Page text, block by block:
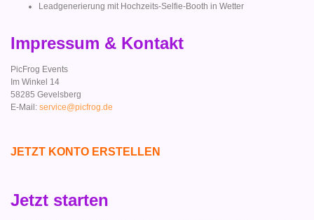
Leadgenerierung mit Hochzeits-Selfie-Booth in Wetter
Impressum & Kontakt
PicFrog Events
Im Winkel 14
58285 Gevelsberg
E-Mail: service@picfrog.de
JETZT KONTO ERSTELLEN
Jetzt starten